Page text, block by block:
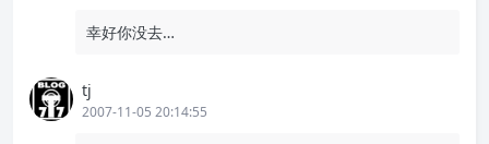
幸好你没去…
tj
2007-11-05 20:14:55